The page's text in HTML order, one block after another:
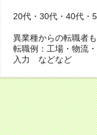
20代・30代・40代・
異業種からの転職者も
転職例：工場・物流
入力 などなど